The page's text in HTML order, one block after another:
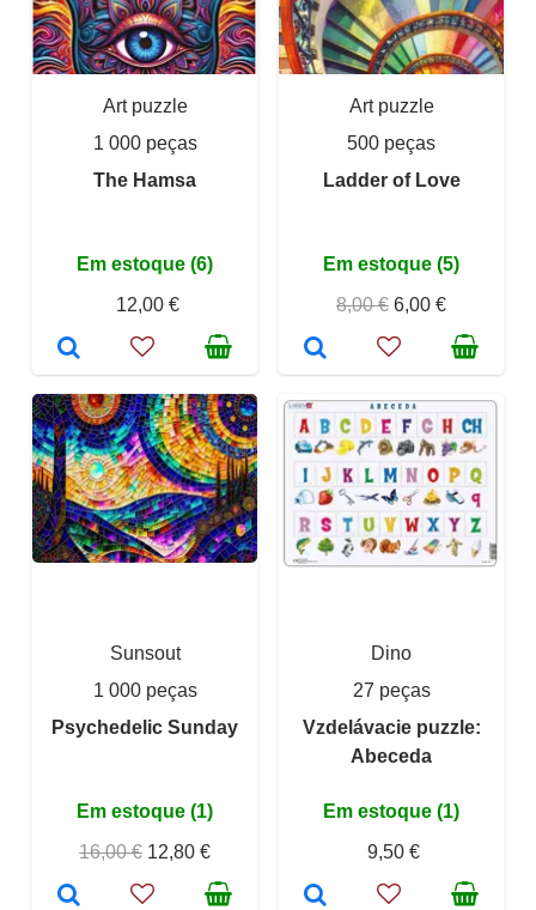
Art puzzle
1 000 peças
The Hamsa
Em estoque (6)
12,00 €
Art puzzle
500 peças
Ladder of Love
Em estoque (5)
8,00 € 6,00 €
Sunsout
1 000 peças
Psychedelic Sunday
Em estoque (1)
16,00 € 12,80 €
Dino
27 peças
Vzdelávacie puzzle:
Abeceda
Em estoque (1)
9,50 €